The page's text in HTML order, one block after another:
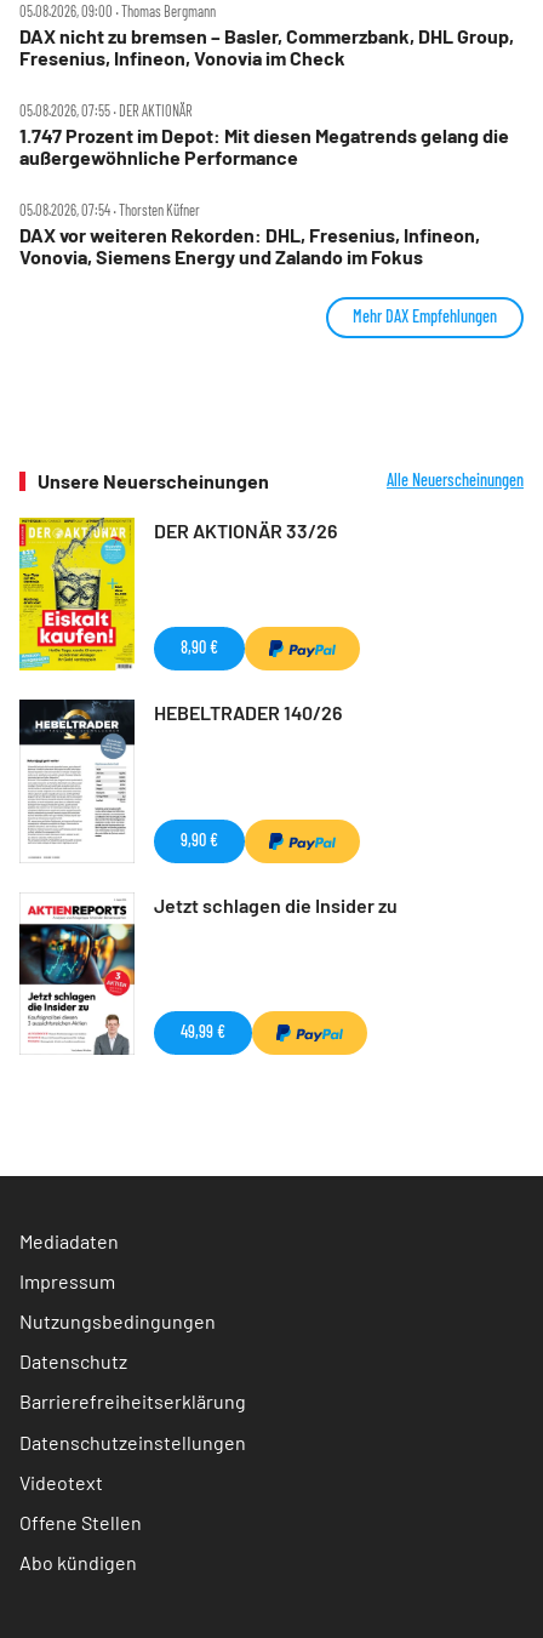
05.08.2026, 09:00 ‧ Thomas Bergmann
DAX nicht zu bremsen – Basler, Commerzbank, DHL Group,
Fresenius, Infineon, Vonovia im Check
05.08.2026, 07:55 ‧ DER AKTIONÄR
1.747 Prozent im Depot: Mit diesen Megatrends gelang die
außergewöhnliche Performance
05.08.2026, 07:54 ‧ Thorsten Küfner
DAX vor weiteren Rekorden: DHL, Fresenius, Infineon,
Vonovia, Siemens Energy und Zalando im Fokus
Mehr DAX Empfehlungen
Unsere Neuerscheinungen Alle Neuerscheinungen
DER AKTIONÄR 33/26
8,90 €
HEBELTRADER 140/26
9,90 €
Jetzt schlagen die Insider zu
49,99 €
Mediadaten
Impressum
Nutzungsbedingungen
Datenschutz
Barrierefreiheitserklärung
Datenschutzeinstellungen
Videotext
Offene Stellen
Abo kündigen